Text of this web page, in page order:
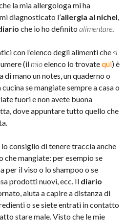
la mia allergologa mi ha
diagnosticato l’allergia al nichel,
che io ho definito alimentare.
con l’elenco degli alimenti chesi
(il mioelenco lo trovatequi) è
mano un notes, un quaderno o
cucina se mangiate sempre a casa o
fuori e non avete buona
dove appuntare tutto quello che
consiglio di tenere traccia anche
mangiate: per esempio se
per il viso o lo shampoo o se
prodotti nuovi, ecc. Il diario
aiuta a capire a distanza di
o se siete entrati in contatto
stare male. Visto che le mie